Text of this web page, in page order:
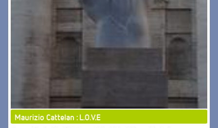
Maurizio Cattelan : L.O.V.E